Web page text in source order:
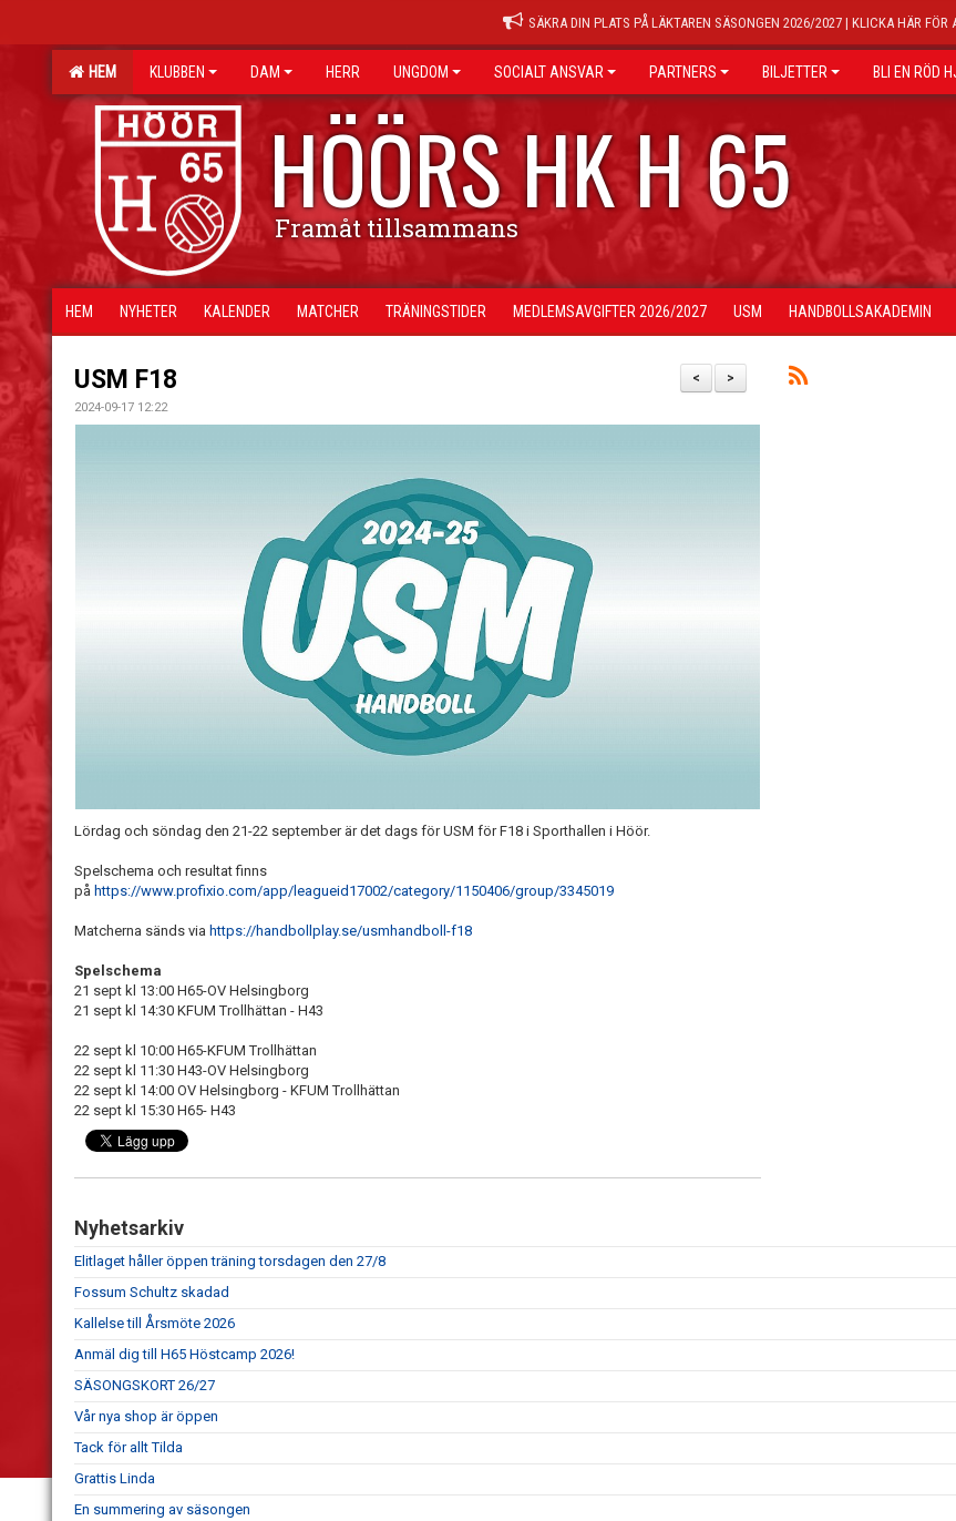
SÄKRA DIN PLATS PÅ LÄKTAREN SÄSONGEN 2026/2027 | KLICKA HÄR FÖR
HEM KLUBBEN DAM HERR UNGDOM SOCIALT ANSVAR PARTNERS BILJETTER BLI EN RÖD
HÖÖRS HK H 65
Framåt tillsammans
HEM NYHETER KALENDER MATCHER TRÄNINGSTIDER MEDLEMSAVGIFTER 2026/2027 USM HANDBOLLSAKADEMIN
>
<
USM F18
2024-09-17 12:22
Lördag och söndag den 21-22 september är det dags för USM för F18 i Sporthallen i Höör.
Spelschema och resultat finns
på https://www.profixio.com/app/leagueid17002/category/1150406/group/3345019
Matcherna sänds via https://handbollplay.se/usmhandboll-f18
Spelschema
21 sept kl 13:00 H65-OV Helsingborg
21 sept kl 14:30 KFUM Trollhättan - H43
22 sept kl 10:00 H65-KFUM Trollhättan
22 sept kl 11:30 H43-OV Helsingborg
22 sept kl 14:00 OV Helsingborg - KFUM Trollhättan
22 sept kl 15:30 H65- H43
Nyhetsarkiv
Elitlaget håller öppen träning torsdagen den 27/8
Fossum Schultz skadad
Kallelse till Årsmöte 2026
Anmäl dig till H65 Höstcamp 2026!
SÄSONGSKORT 26/27
Vår nya shop är öppen
Tack för allt Tilda
Grattis Linda
En summering av säsongen